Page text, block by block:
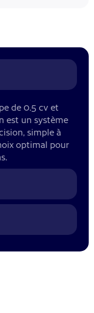
de 0.5 cv et
est un système
simple à
optimal pour